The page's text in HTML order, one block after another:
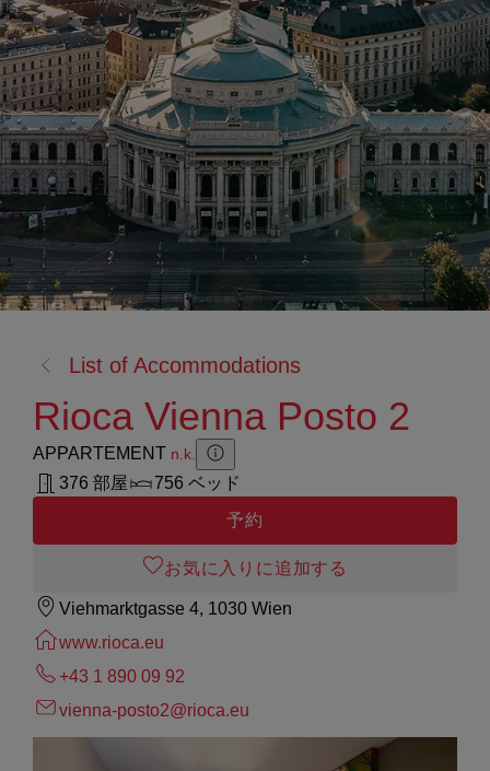
る:
List of Accommodations
Rioca Vienna Posto 2
APPARTEMENT n.k.
Zusatzinformation anzeigen
Zusatzinformation ausblenden
376 部屋
756 ベッド
予約
お気に入りに追加する
Viehmarktgasse 4, 1030 Wien
www.rioca.eu
+43 1 890 09 92
vienna-posto2@rioca.eu